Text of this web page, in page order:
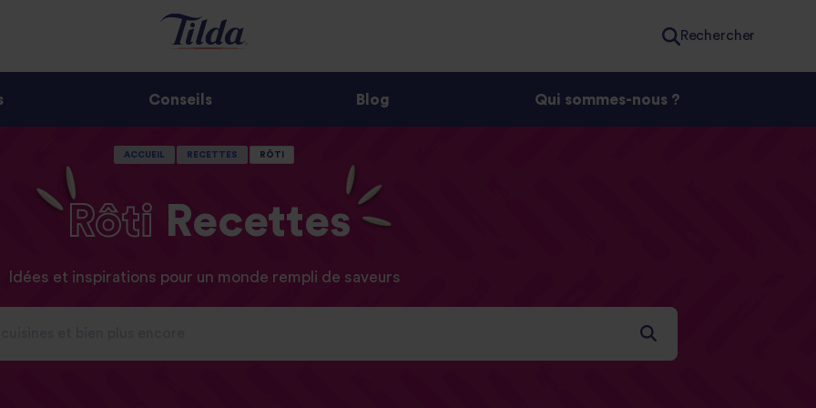
Rechercher
Conseils Blog Qui sommes-nous ?
ACCUEIL RECETTES RÔTI
Rôti Recettes
Idées et inspirations pour un monde rempli de saveurs